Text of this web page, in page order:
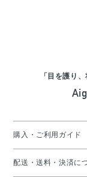
「目を護り
購入・ご利用ガイド
配送・送料・決済に